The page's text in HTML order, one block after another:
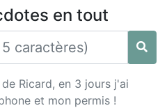
en tout
Ricard, en 3 jours j'ai
et mon permis !